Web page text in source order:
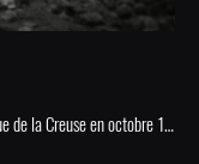
Inondations à Aubusson et ses alentours lors de la crue de la Creuse en octobre 1960.